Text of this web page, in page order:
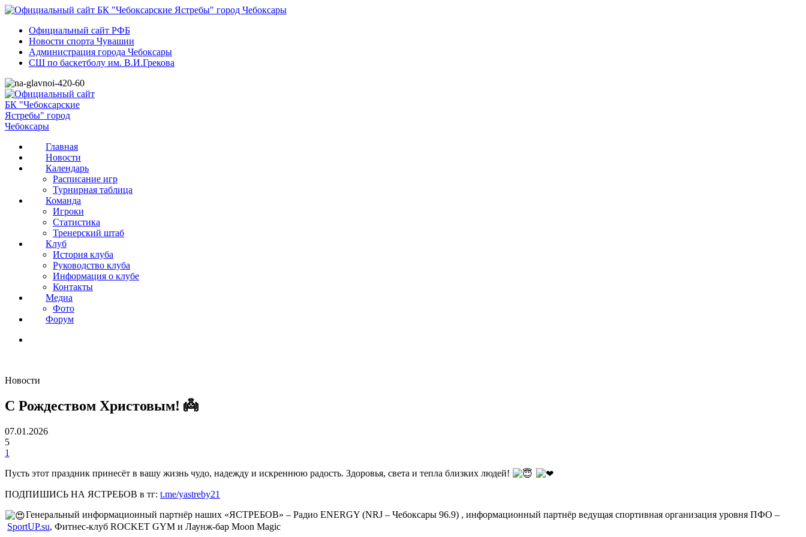
Официальный сайт РФБ
Новости спорта Чувашии
Администрация города Чебоксары
СШ по баскетболу им. В.И.Грекова
Главная
Новости
Календарь
Расписание игр
Турнирная таблица
Команда
Игроки
Статистика
Тренерский штаб
Клуб
История клуба
Руководство клуба
Информация о клубе
Контакты
Медиа
Фото
Форум
Новости
С Рождеством Христовым! 👼
07.01.2026
5
1
Пусть этот праздник принесёт в вашу жизнь чудо, надежду и искреннюю радость. Здоровья, света и тепла близких людей!
ПОДПИШИСЬ НА ЯСТРЕБОВ в тг: t.me/yastreby21
Генеральный информационный партнёр наших «ЯСТРЕБОВ» – Радио ENERGY (NRJ – Чебоксары 96.9) , информационный партнёр ведущая спортивная организация уровня ПФО –
SportUP.su, Фитнес-клуб ROCKET GYM и Лаунж-бар Moon Magic